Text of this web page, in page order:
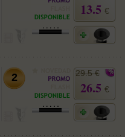
13.5 €
2 29.5 €
26.5 €